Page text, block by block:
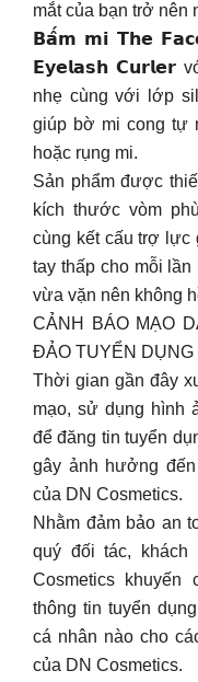
mắt của bạn trở nên
𝗕𝗮̂́𝗺 𝗺𝗶 𝗧𝗵𝗲
𝗘𝘆𝗲𝗹𝗮𝘀𝗵 𝗖𝘂𝗿𝗹𝗲𝗿
nhẹ cùng với lớp
giúp bờ mi cong tự
hoặc rụng mi.
Sản phẩm được
kích thước vòm
cùng kết cấu trợ
tay thấp cho mỗi
vừa vặn nên không
CẢNH BÁO MẠO
ĐẢO TUYỂN DỤNG
Thời gian gần đây
mạo, sử dụng hình
để đăng tin tuyển
gây ảnh hưởng
của DN Cosmetics.
Nhằm đảm bảo an
quý đối tác, khách
Cosmetics
thông tin tuyển
cá nhân nào cho
của DN Cosmetics.